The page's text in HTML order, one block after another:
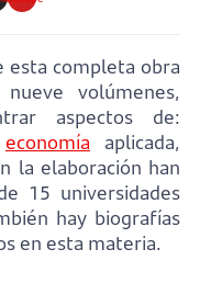
esta completa obra
volúmenes,
aspectos de:
economía aplicada,
la elaboración han
15 universidades
hay biografías
en esta materia.